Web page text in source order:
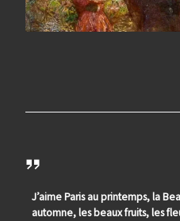
J’aime Paris au printemps, la
automne, les beaux fruits, les